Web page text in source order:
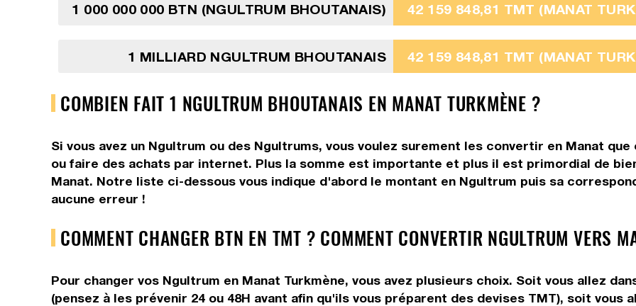
1 000 000 000 BTN (NGULTRUM BHOUTANAIS) 42 159 848,81 TMT (MANAT
1 MILLIARD NGULTRUM BHOUTANAIS 42 159 848,81 TMT (MANAT
COMBIEN FAIT 1 NGULTRUM BHOUTANAIS EN MANAT TURKMÈNE ?
Si vous avez un Ngultrum ou des Ngultrums, vous voulez surement les convertir en Manat
ou faire des achats par internet. Plus la somme est importante et plus il est primordial de
Manat. Notre liste ci-dessous vous indique d'abord le montant en Ngultrum puis sa
aucune erreur !
COMMENT CHANGER BTN EN TMT ? COMMENT CONVERTIR NGULTRUM VERS
Pour changer vos Ngultrum en Manat Turkmène, vous avez plusieurs choix. Soit vous allez
(pensez à les prévenir 24 ou 48H avant afin qu'ils vous préparent des devises TMT), soit vous